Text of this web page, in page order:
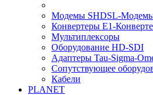
Модемы SHDSL-Модемы
Конвертеры Е1-
Мультиплексоры
Оборудование HD-SDI
Адаптеры Tau-Sigma-
Сопутствующее
Кабели
PLANET